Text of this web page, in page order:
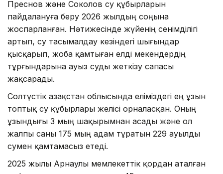
Преснов және Соколов су құбырларын
пайдалануға беру 2026 жылдың соңына
жоспарланған. Нәтижесінде жүйенің сенімділігі
артып, су тасымалдау кезіндегі шығындар
қысқарып, жоба қамтыған елді мекендердің
тұрғындарына ауыз суды жеткізу сапасы
жақсарады.
Солтүстік Қазақстан облысында еліміздегі ең ұзын
топтық су құбырлары желісі орналасқан. Оның
ұзындығы 3 мың шақырымнан асады және ол
жалпы саны 175 мың адам тұратын 229 ауылды
сумен қамтамасыз етеді.
2025 жылы Арнаулы мемлекеттік қордан аталған